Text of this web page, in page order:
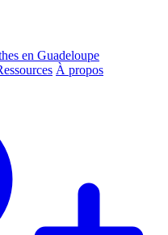
en Guadeloupe
À propos